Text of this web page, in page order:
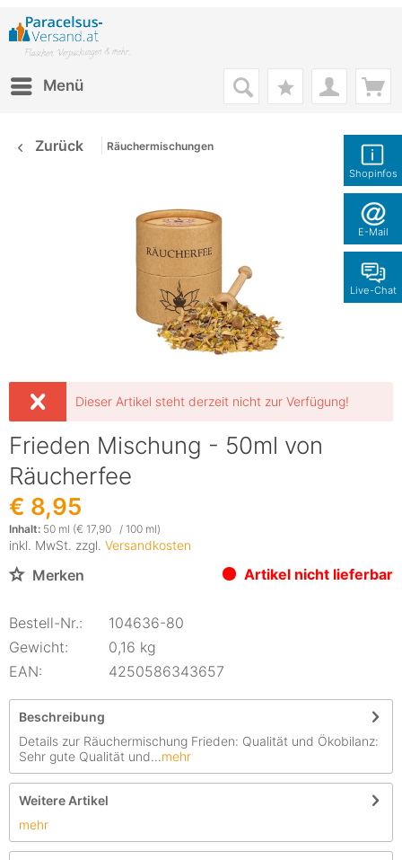
Shopinfos
E-Mail
Live-Chat
Menü
Zurück Räuchermischungen
Dieser Artikel steht derzeit nicht zur Verfügung!
Frieden Mischung - 50ml von
Räucherfee
€ 8,95
Inhalt: 50 ml (€ 17,90 / 100 ml)
inkl. MwSt. zzgl. Versandkosten
Merken Artikel nicht lieferbar
Bestell-Nr.:
104636-80
Gewicht:
0,16 kg
EAN:
4250586343657
Beschreibung
Details zur Räuchermischung Frieden: Qualität und Ökobilanz:
Sehr gute Qualität und...mehr
Weitere Artikel
mehr